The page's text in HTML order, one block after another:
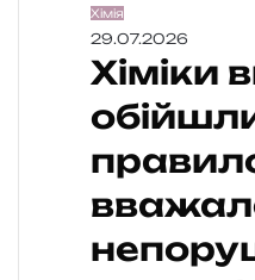
Хімія
29.07.2026
Хіміки